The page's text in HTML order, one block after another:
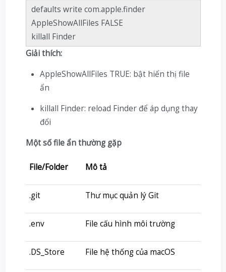
defaults write com.apple.finder
AppleShowAllFiles FALSE
killall Finder
Giải thích:
AppleShowAllFiles TRUE: bật hiển thị file
ẩn
killall Finder: reload Finder để áp dụng thay
đổi
Một số file ẩn thường gặp
File/Folder Mô tả
.git Thư mục quản lý Git
.env File cấu hình môi trường
.DS_Store File hệ thống của macOS